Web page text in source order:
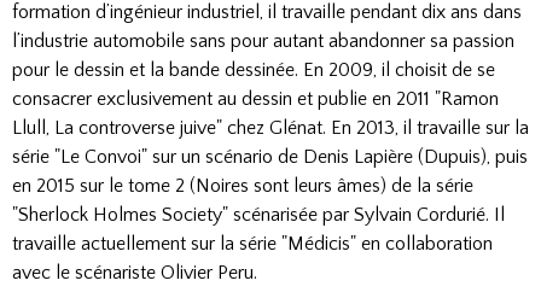
formation d’ingénieur industriel, il travaille pendant dix ans dans
l’industrie automobile sans pour autant abandonner sa passion
pour le dessin et la bande dessinée. En 2009, il choisit de se
consacrer exclusivement au dessin et publie en 2011 "Ramon
Llull, La controverse juive" chez Glénat. En 2013, il travaille sur la
série "Le Convoi" sur un scénario de Denis Lapière (Dupuis), puis
en 2015 sur le tome 2 (Noires sont leurs âmes) de la série
"Sherlock Holmes Society" scénarisée par Sylvain Cordurié. Il
travaille actuellement sur la série "Médicis" en collaboration
avec le scénariste Olivier Peru.